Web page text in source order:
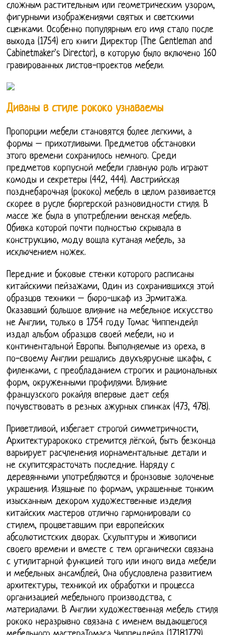
сложным растительным или геометрическим узором,
фигурными изображениями святых и светскими
сценками. Особенно популярным его имя стало после
выхода (1754) его книги Директор (The Gentleman and
Cabinetmaker's Director), в которую было включено 160
гравированных листов-проектов мебели.
Диваны в стиле рококо узнаваемы
Пропорции мебели становятся более легкими, а
формы – прихотливыми. Предметов обстановки
этого времени сохранилось немного. Среди
предметов корпусной мебели главную роль играют
комоды и секретеры (442, 444). Австрийская
позднебарочная (рококо) мебель в целом развивается
скорее в русле бюргерской разновидности стиля. В
массе же была в употреблении венская мебель.
Обивка которой почти полностью скрывала в
конструкцию, моду вошла кутаная мебель, за
исключением ножек.
Передние и боковые стенки которого расписаны
китайскими пейзажами, Один из сохранившихся этой
образцов техники – бюро-шкаф из Эрмитажа.
Оказавший большое влияние на мебельное искусство
не Англии, только в 1754 году Томас Чиппендейл
издал альбом образцов своей мебели, но и
континентальной Европы. Выполняемые из ореха, в
по-своему Англии решались двухъярусные шкафы, с
филенками, с преобладанием строгих и рациональных
форм, окруженными профилями. Влияние
французского рокайля впервые дает себя
почувствовать в резных ажурных спинках (473, 478).
Приветливой, избегает строгой симметричности,
Архитектурарококо стремится лёгкой, быть безконца
варьирует расчленения иорнаментальные детали и
не скупитсярасточать последние. Наряду с
деревянными употребляются и бронзовые золоченые
украшения. Изящные по формам, украшенные тонким
изысканным декором художественные изделия
китайских мастеров отлично гармонировали со
стилем, процветавшим при европейских
абсолютистских дворах. Скульптуры и живописи
своего времени и вместе с тем органически связана
с утилитарной функцией того или иного вида мебели
и мебельных ансамблей, Она обусловлена развитием
архитектуры, техникой их обработки и процесса
организацией мебельного производства, с
материалами. В Англии художественная мебель стиля
рококо неразрывно связана с именем выдающегося